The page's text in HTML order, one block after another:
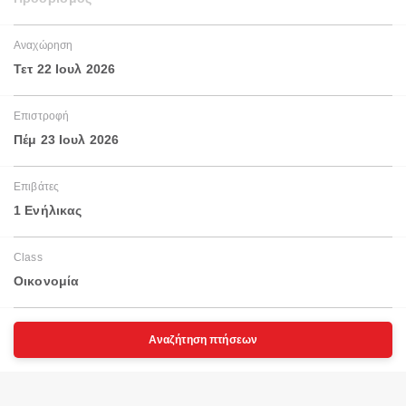
Αναχώρηση
Τετ 22 Ιουλ 2026
Επιστροφή
Πέμ 23 Ιουλ 2026
Επιβάτες
1 Ενήλικας
Class
Οικονομία
Αναζήτηση πτήσεων